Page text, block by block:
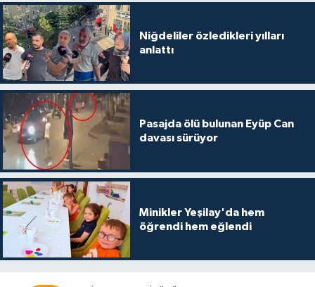
Niğdeliler özledikleri yılları
anlattı
Pasajda ölü bulunan Eyüp Can
davası sürüyor
Minikler Yeşilay'da hem
öğrendi hem eğlendi